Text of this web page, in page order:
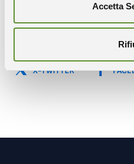
Accetta
Condividi
X-TWITTER